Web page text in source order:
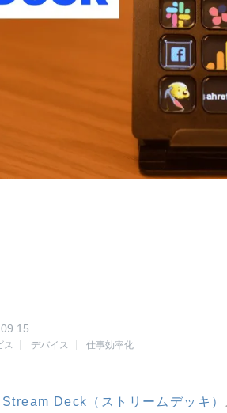
ス デバイス 仕事効率化
Stream Deck（ストリームデッキ）